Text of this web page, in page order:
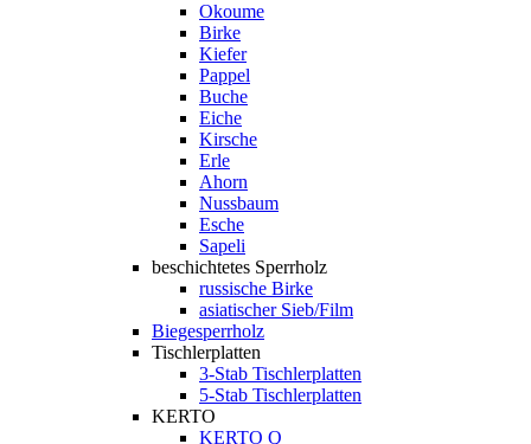
Okoume
Birke
Kiefer
Pappel
Buche
Eiche
Kirsche
Erle
Ahorn
Nussbaum
Esche
Sapeli
beschichtetes Sperrholz
russische Birke
asiatischer Sieb/Film
Biegesperrholz
Tischlerplatten
3-Stab Tischlerplatten
5-Stab Tischlerplatten
KERTO
KERTO Q